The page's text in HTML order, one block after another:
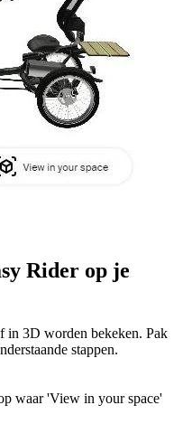
Rider op je
in 3D worden bekeken. Pak
stappen.
waar 'View in your space'